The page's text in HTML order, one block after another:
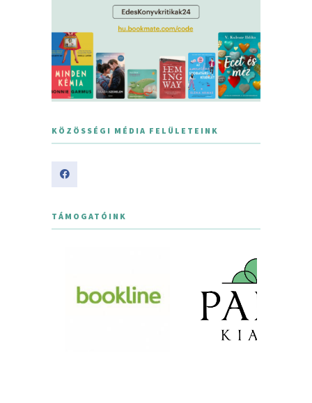
KÖZÖSSÉGI MÉDIA FELÜLETEINK
TÁMOGATÓINK